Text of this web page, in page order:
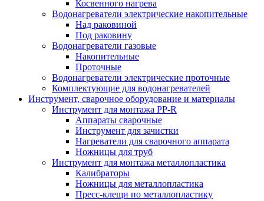
Косвенного нагрева
Водонагреватели электрические накопительные
Над раковиной
Под раковину
Водонагреватели газовые
Накопительные
Проточные
Водонагреватели электрические проточные
Комплектующие для водонагревателей
Инструмент, сварочное оборудование и материалы
Инструмент для монтажа PP-R
Аппараты сварочные
Инструмент для зачистки
Нагреватели для сварочного аппарата
Ножницы для труб
Инструмент для монтажа металлопластика
Калибраторы
Ножницы для металлопластика
Пресс-клещи по металлопластику